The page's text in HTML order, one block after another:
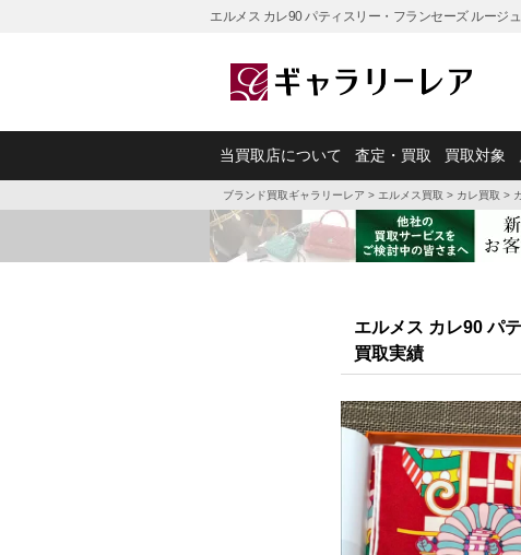
エルメス カレ90 パティスリー・フランセーズ ルージ
当買取店について 査定・買取 買取対象
ブランド買取ギャラリーレア > エルメス買取 > カレ買取 >
エルメス カレ90 パ
買取実績